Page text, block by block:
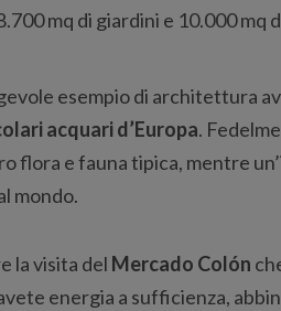
mq di giardini e 10.000 mq
esempio di architettura
acquari d’Europa.
flora e fauna tipica, mentre
mondo.
la visita del Mercado Colón
energia a sufficienza,